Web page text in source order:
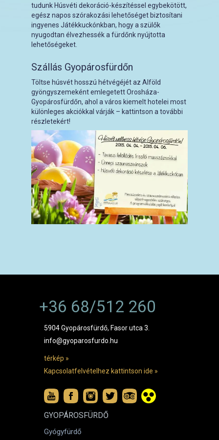
tudunk Húsvéti dekoráció-készítéssel egybekötött,
egész napos szórakozási lehetőséget biztosítani
ingyenes Játékkuckónkban, hogy a szülők
nyugodtan élvezhessék a fürdőnk nyújtotta
lehetőségeket.
Szállás Gyopárosfürdőn
Töltse húsvét hosszú hétvégéjét az Alföld
gyöngyszemeként emlegetett Orosháza-
Gyopárosfürdőn, ahol a város kiemelt hotelei most
különleges akciókkal várják – kattintson a további
részletekért!
+36 68/512 260
5904 Gyopárosfürdő, Fasor utca 3.
info@gyoparosfurdo.hu
térkép »
Kapcsolatfelvételhez kattintson ide »
GYOPÁROSFÜRDŐ
Gyógyfürdő